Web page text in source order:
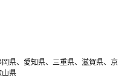
県、愛知県、三重県、滋賀県、京
山県